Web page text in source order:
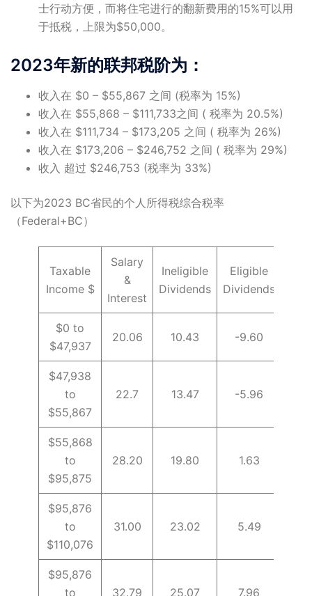
士行动方便，而将住宅进行的翻新费用的15%可以用
于抵税，上限为$50,000。
2023年新的联邦税阶为：
收入在 $0 – $55,867 之间 (税率为 15%)
收入在 $55,868 – $111,733之间 ( 税率为 20.5%)
收入在 $111,734 – $173,205 之间 ( 税率为 26%)
收入在 $173,206 – $246,752 之间 ( 税率为 29%)
收入 超过 $246,753 (税率为 33%)
以下为2023 BC省民的个人所得税综合税率
（Federal+BC）
Taxable
Income $
Salary
&
Interest
Ineligible
Dividends
Eligible
Dividends
$0 to
$47,937
20.06 10.43 -9.60
$47,938
to
$55,867
22.7 13.47 -5.96
$55,868
to
$95,875
28.20 19.80 1.63
$95,876
to
$110,076
31.00 23.02 5.49
$95,876
to
32.79 25.07 7.96